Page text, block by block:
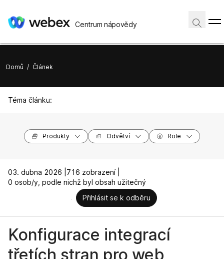
Centrum nápovědy
Domů / Článek
Téma článku:
Produkty Odvětví Role
03. dubna 2026 | 716 zobrazení |
0 osob/y, podle nichž byl obsah užitečný
Přihlásit se k odběru
Konfigurace integrací
třetích stran pro web